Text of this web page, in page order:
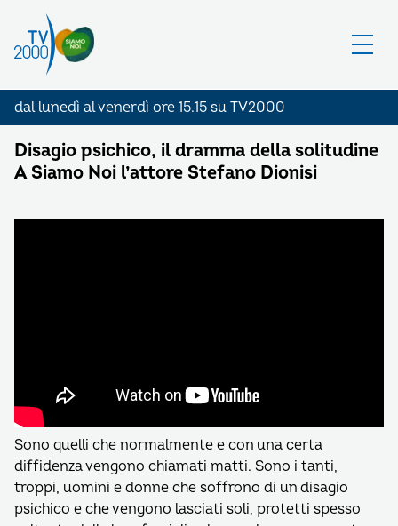
dal lunedì al venerdì ore 15.15 su TV2000
Disagio psichico, il dramma della solitudine
A Siamo Noi l’attore Stefano Dionisi
Sono quelli che normalmente e con una certa
diffidenza vengono chiamati matti. Sono i tanti,
troppi, uomini e donne che soffrono di un disagio
psichico e che vengono lasciati soli, protetti spesso